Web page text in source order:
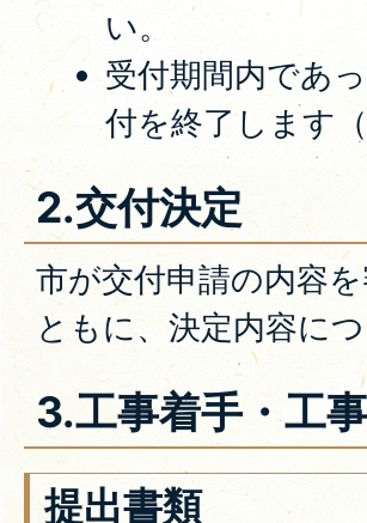
い。
受付期間内であ
付を終了します
2.交付決定
市が交付申請の内容
ともに、決定内容に
3.工事着手・工
提出書類